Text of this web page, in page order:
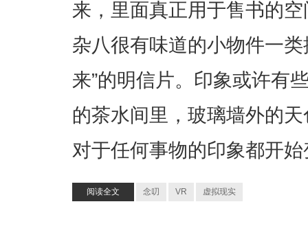
来，里面真正用于售书的
杂八很有味道的小物件一
来”的明信片。印象或许有
的茶水间里，玻璃墙外的
对于任何事物的印象都开
阅读全文 念叨 VR 虚拟现实